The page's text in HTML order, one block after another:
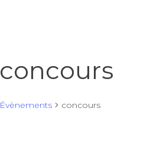
concours
Évènements concours